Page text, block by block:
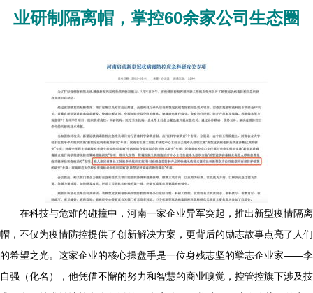
业研制隔离帽，掌控60余家公司生态圈
在科技与危难的碰撞中，河南一家企业异军突起，推出新型疫情隔离
帽，不仅为疫情防控提供了创新解决方案，更背后的励志故事点亮了人们
的希望之光。这家企业的核心操盘手是一位身残志坚的孼志企业家——李
自强（化名），他凭借不懈的努力和智慧的商业嗅觉，控管控旗下涉及技